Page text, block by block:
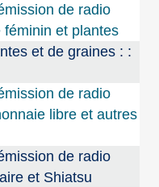
de radio
et plantes
et de graines : :
de radio
libre et autres
de radio
et Shiatsu